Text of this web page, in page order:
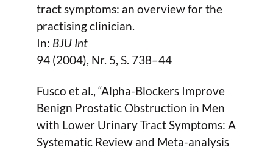
tract symptoms: an overview for the
practising clinician.
In: BJU Int
94 (2004), Nr. 5, S. 738–44
Fusco et al., “Alpha-Blockers Improve
Benign Prostatic Obstruction in Men
with Lower Urinary Tract Symptoms: A
Systematic Review and Meta-analysis